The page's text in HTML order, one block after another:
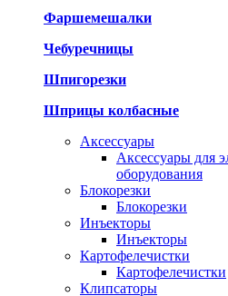
Фаршемешалки
Чебуречницы
Шпигорезки
Шприцы колбасные
Аксессуары
Аксессуары для
оборудования
Блокорезки
Блокорезки
Инъекторы
Инъекторы
Картофелечистки
Картофелечистки
Клипсаторы